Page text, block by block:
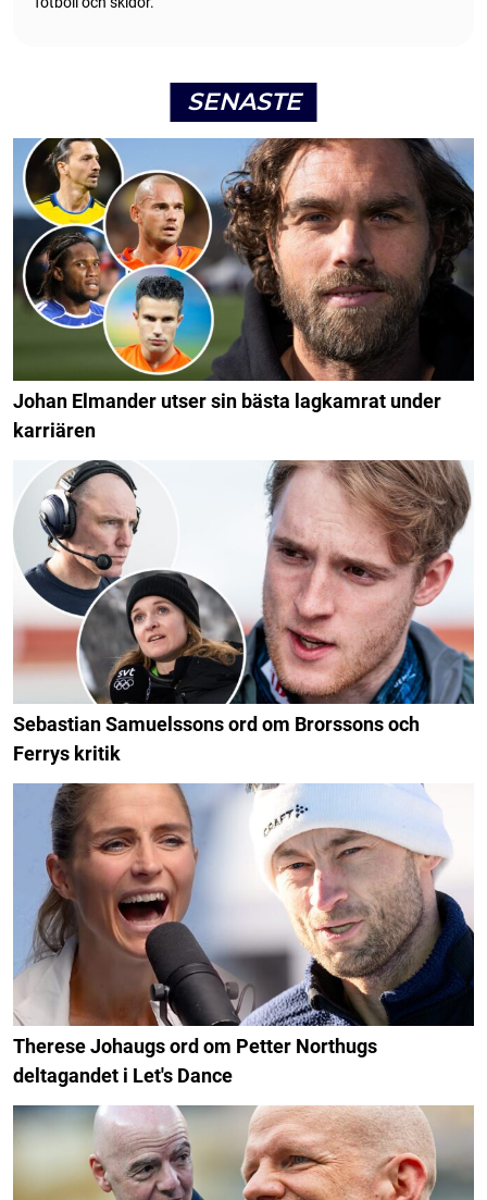
SENASTE
Johan Elmander utser sin bästa lagkamrat under
karriären
Sebastian Samuelssons ord om Brorssons och
Ferrys kritik
Therese Johaugs ord om Petter Northugs
deltagandet i Let's Dance